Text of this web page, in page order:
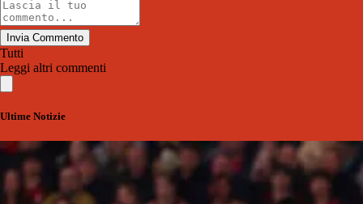
Invia Commento
Tutti
Leggi altri commenti
Ultime Notizie